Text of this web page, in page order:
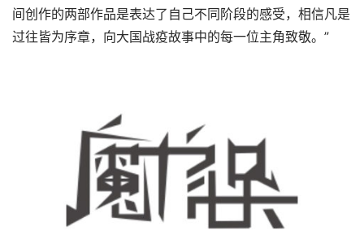
间创作的两部作品是表达了自己不同阶段的感受，相信凡是
过往皆为序章，向大国战疫故事中的每一位主角致敬。”